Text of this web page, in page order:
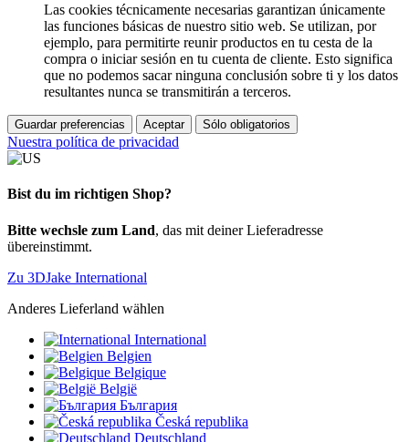
Las cookies técnicamente necesarias garantizan únicamente
las funciones básicas de nuestro sitio web. Se utilizan, por
ejemplo, para permitirte reunir productos en tu cesta de la
compra o iniciar sesión en tu cuenta de cliente. Esto significa
que no podemos sacar ninguna conclusión sobre ti y los datos
resultantes nunca se transmitirán a terceros.
Guardar preferencias Aceptar Sólo obligatorios
Nuestra política de privacidad
Bist du im richtigen Shop?
Bitte wechsle zum Land, das mit deiner Lieferadresse
übereinstimmt.
Zu 3DJake International
Anderes Lieferland wählen
International
Belgien
Belgique
België
България
Česká republika
Deutschland